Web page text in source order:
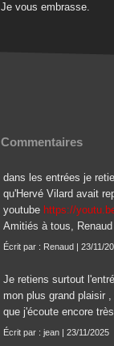
Je vous embrasse.
Commentaires
dans les entrées je
qu'Hervé Vilard avait
youtube https://
Amitiés à tous, Renaud
Écrit par : Renaud | 23/11/
Je retiens surtout
mon plus grand plaisir
que j'écoute encore
Écrit par : jean | 23/11/2025